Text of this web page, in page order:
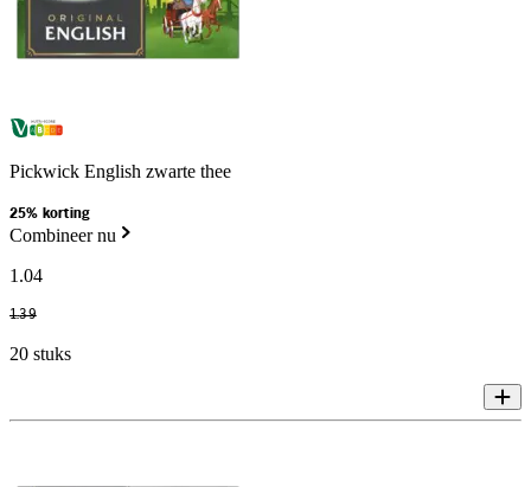
Pickwick English zwarte thee
25% korting
Combineer nu
1.04
1.39
20 stuks